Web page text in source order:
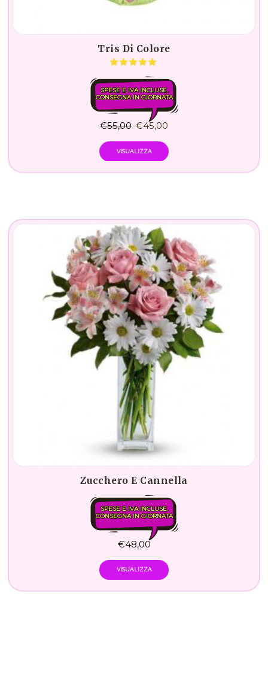
Tris Di Colore
SPESE E IVA INCLUSE.
CONSEGNA IN GIORNATA
€55,00 €45,00
VISUALIZZA
Zucchero E Cannella
SPESE E IVA INCLUSE.
CONSEGNA IN GIORNATA
€48,00
VISUALIZZA